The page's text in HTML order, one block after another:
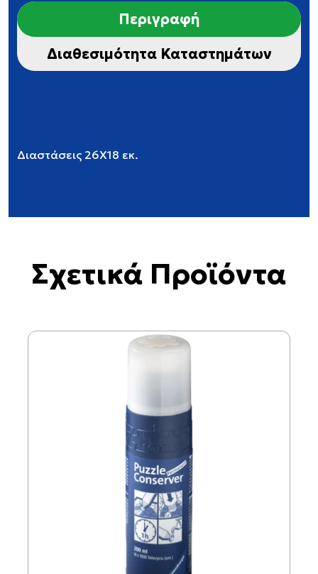
Περιγραφή
Διαθεσιμότητα Καταστημάτων
Διαστάσεις 26Χ18 εκ.
Σχετικά Προϊόντα